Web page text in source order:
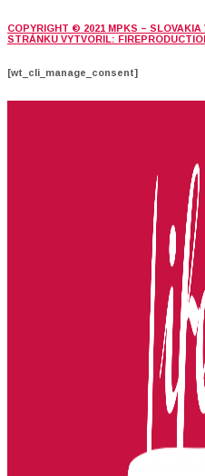
COPYRIGHT © 2021 MPKS – SLOVAKIA
STRÁNKU VYTVORIL:
[wt_cli_manage_consent]